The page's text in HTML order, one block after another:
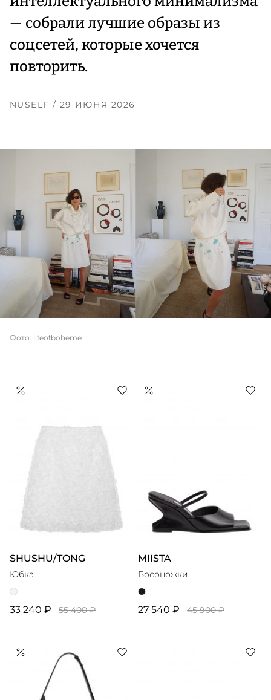
— собрали лучшие образы из
соцсетей, которые хочется
повторить.
NUSELF / 29 ИЮНЯ 2026
Фото: lifeofboheme
SHUSHU/TONG
Юбка
33 240 ₽ 55 400 ₽
MIISTA
Босоножки
27 540 ₽ 45 900 ₽